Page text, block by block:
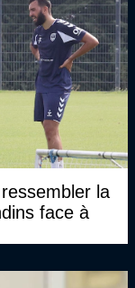
la
face à